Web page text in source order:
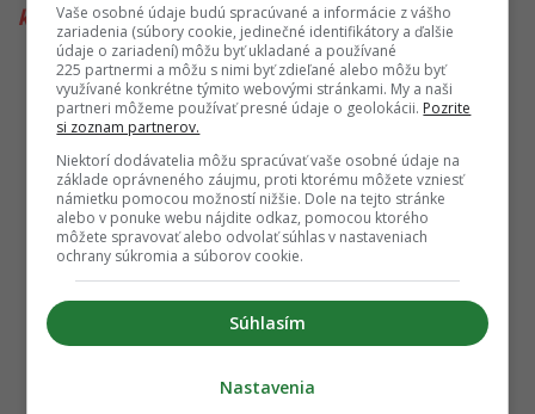
krimi,kriminalita ,skandinavia
Vaše osobné údaje budú spracúvané a informácie z vášho
zariadenia (súbory cookie, jedinečné identifikátory a ďalšie
údaje o zariadení) môžu byť ukladané a používané
225 partnermi a môžu s nimi byť zdieľané alebo môžu byť
využívané konkrétne týmito webovými stránkami. My a naši
partneri môžeme používať presné údaje o geolokácii. Pozrite
si zoznam partnerov.
Niektorí dodávatelia môžu spracúvať vaše osobné údaje na
základe oprávneného záujmu, proti ktorému môžete vzniesť
námietku pomocou možností nižšie. Dole na tejto stránke
alebo v ponuke webu nájdite odkaz, pomocou ktorého
môžete spravovať alebo odvolať súhlas v nastaveniach
ochrany súkromia a súborov cookie.
Súhlasím
Nastavenia